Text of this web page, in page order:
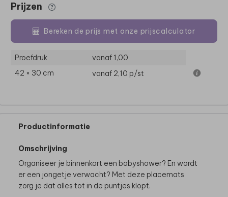
Prijzen
Bereken de prijs met onze prijscalculator
Proefdruk
vanaf 1,00
42 × 30 cm
vanaf 2,10 p/st
Productinformatie
Omschrijving
Organiseer je binnenkort een babyshower? En wordt
er een jongetje verwacht? Met deze placemats
zorg je dat alles tot in de puntjes klopt.